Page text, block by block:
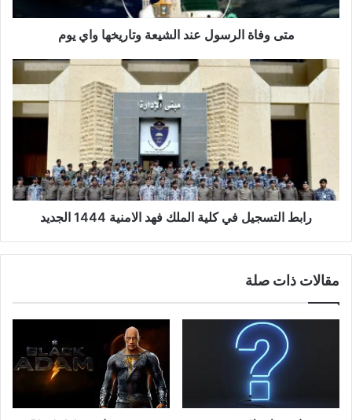
متى وفاة الرسول عند الشيعة وتاريخها واي يوم
رابط التسجيل في كلية الملك فهد الامنية 1444 الجديد
مقالات ذات صلة